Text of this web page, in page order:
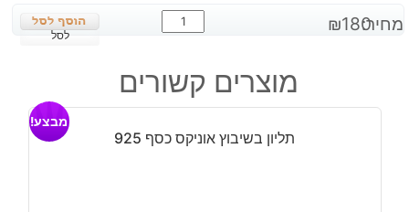
מחיר: ₪180
כמות
של
משובצת
4
לברדורייט
לסל
מוצרים קשורים
תליון בשיבוץ אוניקס כסף 925
מבצע!